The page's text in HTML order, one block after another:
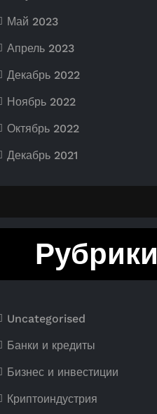
Май 2023
Апрель 2023
Декабрь 2022
Ноябрь 2022
Октябрь 2022
Декабрь 2021
Рубрики
Uncategorised
Банки и кредиты
Бизнес и инвестиции
Криптоиндустрия